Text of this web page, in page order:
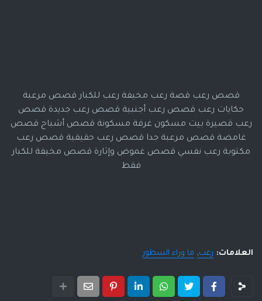
قصص رعب قصة رعب مخيفة رعب للكبار قصص مرعبة
حكايات رعب قصص رعب أجنبية قصص رعب جديدة قصص
رعب قصيرة بيت مسكون غرفة مسكونة قصص أشباح قصص
غامضة قصص مرعبة جدا قصص رعب حقيقية قصص رعب
مكتوبة رعب نفسي قصص غموض وإثارة قصص مخيفة للكبار
فقط
العلامات: رعب ما وراء السطور